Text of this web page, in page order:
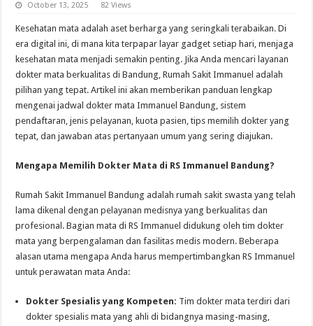
October 13, 2025 82 Views
Kesehatan mata adalah aset berharga yang seringkali terabaikan. Di
era digital ini, di mana kita terpapar layar gadget setiap hari, menjaga
kesehatan mata menjadi semakin penting. Jika Anda mencari layanan
dokter mata berkualitas di Bandung, Rumah Sakit Immanuel adalah
pilihan yang tepat. Artikel ini akan memberikan panduan lengkap
mengenai jadwal dokter mata Immanuel Bandung, sistem
pendaftaran, jenis pelayanan, kuota pasien, tips memilih dokter yang
tepat, dan jawaban atas pertanyaan umum yang sering diajukan.
Mengapa Memilih Dokter Mata di RS Immanuel Bandung?
Rumah Sakit Immanuel Bandung adalah rumah sakit swasta yang telah
lama dikenal dengan pelayanan medisnya yang berkualitas dan
profesional. Bagian mata di RS Immanuel didukung oleh tim dokter
mata yang berpengalaman dan fasilitas medis modern. Beberapa
alasan utama mengapa Anda harus mempertimbangkan RS Immanuel
untuk perawatan mata Anda:
Dokter Spesialis yang Kompeten: Tim dokter mata terdiri dari
dokter spesialis mata yang ahli di bidangnya masing-masing,